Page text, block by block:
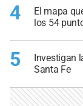
4
El mapa
los 54
5
Investigan
Santa Fe